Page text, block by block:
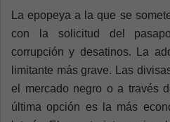
La epopeya a la que se
con la solicitud del
corrupción y desatinos. La
limitante más grave. Las
el mercado negro o a través
última opción es la más